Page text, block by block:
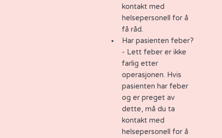
kontakt med
helsepersonell for å
få råd.
Har pasienten feber?
- Lett feber er ikke
farlig etter
operasjonen. Hvis
pasienten har feber
og er preget av
dette, må du ta
kontakt med
helsepersonell for å